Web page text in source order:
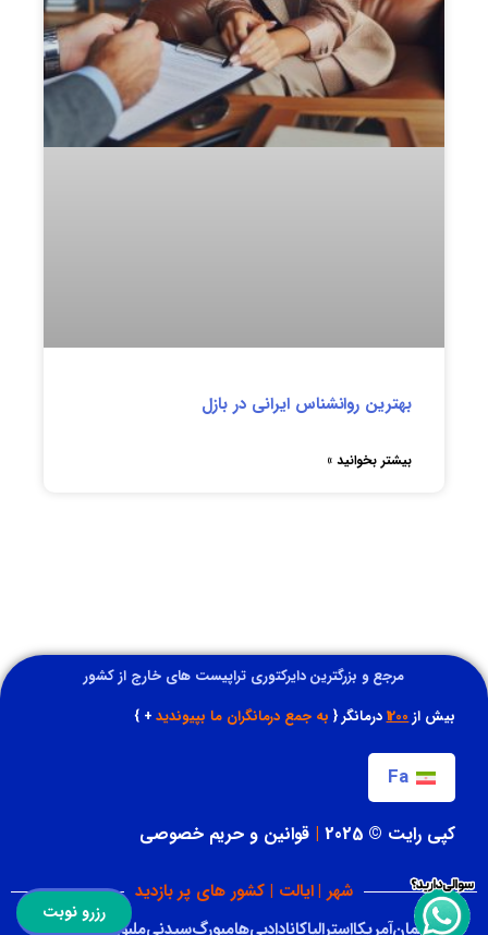
بهترین روانشناس ایرانی در بازل
بیشتر بخوانید »
رزرو نوبت
مرجع و بزرگترین دایرکتوری تراپیست های خارج از کشور
بیش از1200درمانگر { به جمع درمانگران ما بپیوندید+ }
Fa
کپی رایت © 2025 | قوانین و حریم خصوصی
شهر | ایالت | کشور های پر بازدید
آلمانآمریکااسترالیاکانادادبیهامبورگسیدنیملبورنتورنتو